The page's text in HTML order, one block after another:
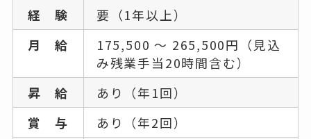
経 験
要（1年以上）
月 給
175,500 〜 265,500円（見込
み残業手当20時間含む）
昇 給
あり（年1回）
賞 与
あり（年2回）